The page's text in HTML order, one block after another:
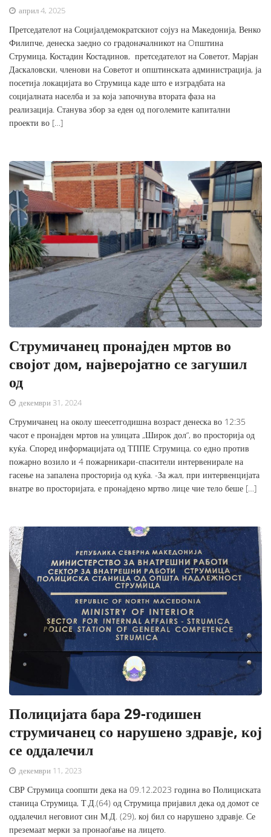
април 4, 2025
Претседателот на Социјалдемократскиот сојуз на Македонија, Венко
Филипче, денеска заедно со градоначалникот на Oпштина
Струмица, Костадин Костадинов, претседателот на Советот, Марјан
Даскаловски, членови на Советот и општинската администрација, ја
посетија локацијата во Струмица каде што е изградбата на
социјалната населба и за која започнува втората фаза на
реализација. Станува збор за еден од поголемите капитални
проекти во […]
Струмичанец пронајден мртов во
својот дом, најверојатно се загушил
од
декември 31, 2024
Струмичанец на околу шеесетгодишна возраст денеска во 12:35
часот е пронајден мртов на улицата „Широк дол“, во просторија од
куќа. Според информацијата од ТППЕ Струмица, со едно против
пожарно возило и 4 пожарникари-спасители интервенирале на
гасење на запалена просторија од куќа. -За жал, при интервенцијата
внатре во просторијата, е пронајдено мртво лице чие тело беше […]
Полицијата бара 29-годишен
струмичанец со нарушено здравје, кој
се оддалечил
декември 11, 2023
СВР Струмица соопшти дека на 09.12.2023 година во Полициската
станица Струмица, Т.Д.(64) од Струмица пријавил дека од домот се
оддалечил неговиот син М.Д. (29), кој бил со нарушено здравје. Се
преземаат мерки за пронаоѓање на лицето.